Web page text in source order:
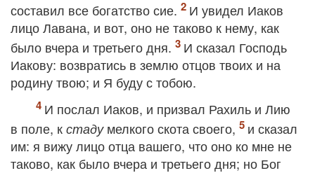
составил все богатство сие.
И увидел Иаков
лицо Лавана, и вот, оно не таково к нему, как
было вчера и третьего дня.
И сказал Господь
Иакову: возвратись в землю отцов твоих и на
родину твою; и Я буду с тобою.
И послал Иаков, и призвал Рахиль и Лию
в поле, к стадумелкого скота своего,
и сказал
им: я вижу лицо отца вашего, что оно ко мне не
таково, как было вчера и третьего дня; но Бог